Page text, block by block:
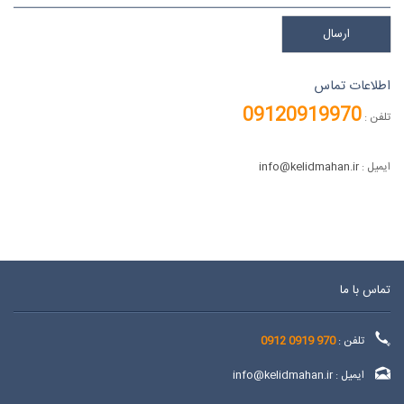
ارسال
اطلاعات تماس
تلفن : 09120919970
ایمیل : info@kelidmahan.ir
تماس با ما
تلفن :970 0919 0912
ایمیل : info@kelidmahan.ir